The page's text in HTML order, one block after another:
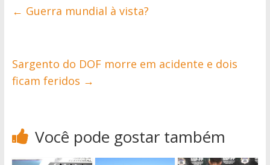
← Guerra mundial à vista?
Sargento do DOF morre em acidente e dois
ficam feridos →
Você pode gostar também